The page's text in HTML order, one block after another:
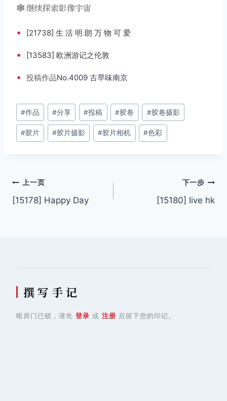
🕸️ 继续探索影像宇宙
• [21738] 生 活 明 朗 万 物 可 爱
• [13583] 欧洲游记之伦敦
• 投稿作品No.4009 古早味南京
文
章
标
#作品 #分享 #投稿 #胶卷 #胶卷摄影
#胶片 #胶片摄影 #胶片相机 #色彩
文
章
上一页
[15178] Happy Day
下一步
[15180] live hk
撰 写 手 记
暗房门已锁，请先 登录 或 注册 后留下您的印记。